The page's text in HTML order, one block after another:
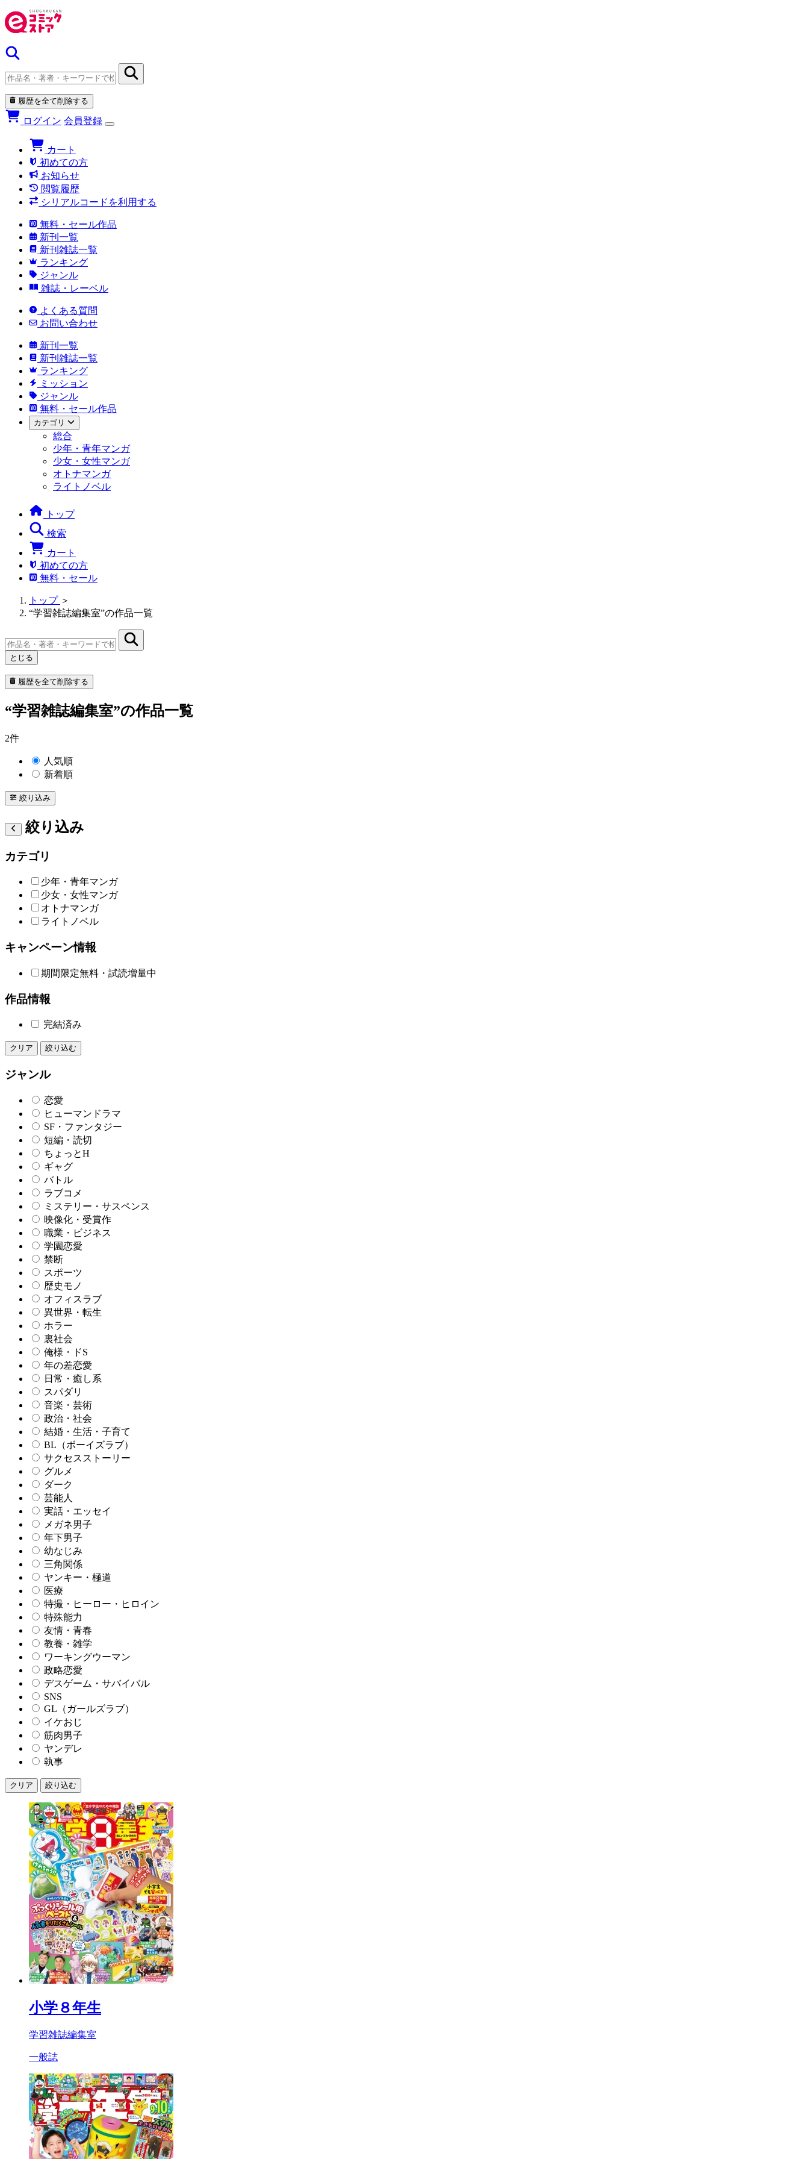
履歴を全て削除する
ログイン 会員登録
カート
初めての方
お知らせ
閲覧履歴
シリアルコードを利用する
無料・セール作品
新刊一覧
新刊雑誌一覧
ランキング
ジャンル
雑誌・レーベル
よくある質問
お問い合わせ
新刊一覧
新刊雑誌一覧
ランキング
ミッション
ジャンル
無料・セール作品
カテゴリ
総合
少年・青年マンガ
少女・女性マンガ
オトナマンガ
ライトノベル
トップ
検索
カート
初めての方
無料・セール
トップ ＞
“学習雑誌編集室”の作品一覧
とじる
履歴を全て削除する
“学習雑誌編集室”の作品一覧
2件
人気順
新着順
絞り込み
絞り込み
カテゴリ
少年・青年マンガ
少女・女性マンガ
オトナマンガ
ライトノベル
キャンペーン情報
期間限定無料・試読増量中
作品情報
完結済み
クリア 絞り込む
ジャンル
恋愛
ヒューマンドラマ
SF・ファンタジー
短編・読切
ちょっとH
ギャグ
バトル
ラブコメ
ミステリー・サスペンス
映像化・受賞作
職業・ビジネス
学園恋愛
禁断
スポーツ
歴史モノ
オフィスラブ
異世界・転生
ホラー
裏社会
俺様・ドS
年の差恋愛
日常・癒し系
スパダリ
音楽・芸術
政治・社会
結婚・生活・子育て
BL（ボーイズラブ）
サクセスストーリー
グルメ
ダーク
芸能人
実話・エッセイ
メガネ男子
年下男子
幼なじみ
三角関係
ヤンキー・極道
医療
特撮・ヒーロー・ヒロイン
特殊能力
友情・青春
教養・雑学
ワーキングウーマン
政略恋愛
デスゲーム・サバイバル
SNS
GL（ガールズラブ）
イケおじ
筋肉男子
ヤンデレ
執事
クリア 絞り込む
小学８年生
学習雑誌編集室
一般誌